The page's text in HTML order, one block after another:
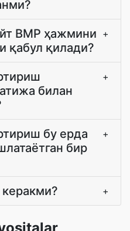
BMP ҳажмини
қабул қилади?
+
билан
+
бу ерда
бир
+
+